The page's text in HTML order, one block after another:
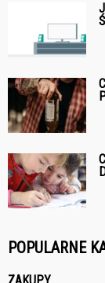
POPULARNE